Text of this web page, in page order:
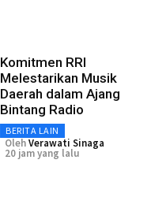
Komitmen RRI
Melestarikan Musik
Daerah dalam Ajang
Bintang Radio
BERITA LAIN
OlehVerawati Sinaga
20 jam yang lalu